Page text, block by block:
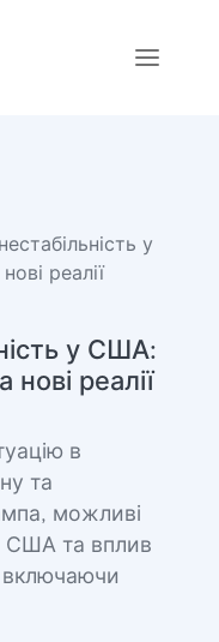
у
реалії
у США:
реалії
в
та
можливі
США та вплив
включаючи